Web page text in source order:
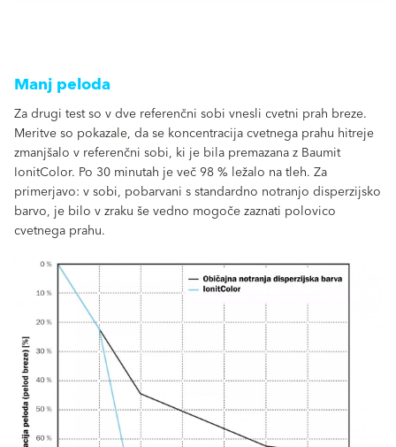
Manj peloda
Za drugi test so v dve referenčni sobi vnesli cvetni prah breze.
Meritve so pokazale, da se koncentracija cvetnega prahu hitreje
zmanjšalo v referenčni sobi, ki je bila premazana z Baumit
IonitColor. Po 30 minutah je več 98 % ležalo na tleh. Za
primerjavo: v sobi, pobarvani s standardno notranjo disperzijsko
barvo, je bilo v zraku še vedno mogoče zaznati polovico
cvetnega prahu.